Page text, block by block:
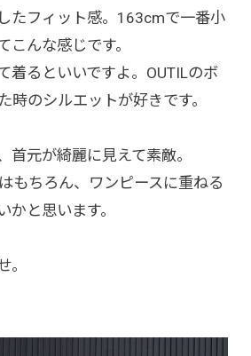
たフィット感。163cmで一番小
こんな感じです。
着るといいですよ。OUTILのボ
時のシルエットが好きです。
首元が綺麗に見えて素敵。
もちろん、ワンピースに重ねる
かと思います。
。